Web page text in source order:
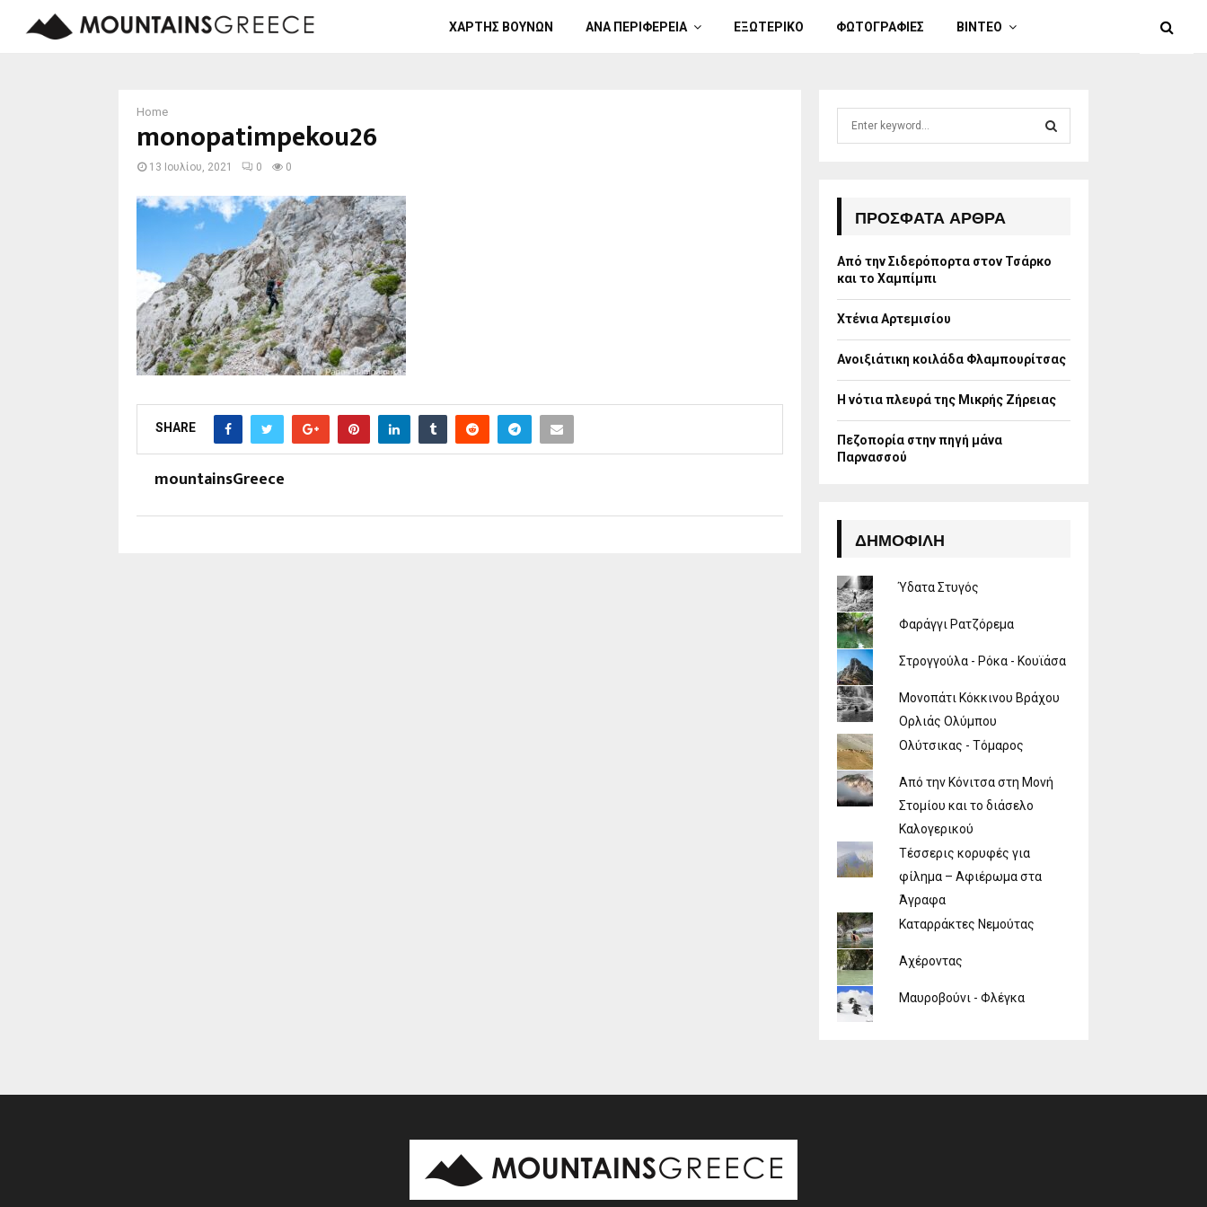
ΧΑΡΤΗΣ ΒΟΥΝΩΝ ΑΝΑ ΠΕΡΙΦΕΡΕΙΑ ΕΞΩΤΕΡΙΚΟ ΦΩΤΟΓΡΑΦΙΕΣ ΒΙΝΤΕΟ
Home
monopatimpekou26
13 Ιουλίου, 2021 0 0
SHARE
mountainsGreece
r
:
R
H
ΠΡΌΣΦΑΤΑ ΆΡΘΡΑ
Από την Σιδερόπορτα στον Τσάρκο
και το Χαμπίμπι
Χτένια Αρτεμισίου
Ανοιξιάτικη κοιλάδα Φλαμπουρίτσας
Η νότια πλευρά της Μικρής Ζήρειας
Πεζοπορία στην πηγή μάνα
Παρνασσού
ΔΗΜΟΦΙΛΉ
Ύδατα Στυγός
Φαράγγι Ρατζόρεμα
Στρογγούλα - Ρόκα - Κουϊάσα
Μονοπάτι Κόκκινου Βράχου
Ορλιάς Ολύμπου
Ολύτσικας - Τόμαρος
Από την Κόνιτσα στη Μονή
Στομίου και το διάσελο
Καλογερικού
Τέσσερις κορυφές για
φίλημα – Αφιέρωμα στα
Άγραφα
Καταρράκτες Νεμούτας
Αχέροντας
Μαυροβούνι - Φλέγκα